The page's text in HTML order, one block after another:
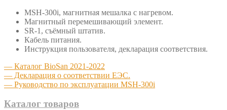
MSH-300i, магнитная мешалка с нагревом.
Магнитный перемешивающий элемент.
SR-1, съёмный штатив.
Кабель питания.
Инструкция пользователя, декларация соответствия.
— Каталог BioSan 2021-2022
— Декларация о соответствии ЕЭС.
— Руководство по эксплуатации MSH-300i
Каталог товаров